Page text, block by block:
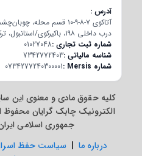
آدرس
درب داخلی ۱۹۸، باکیرکوی/استانبول، ترکیه
شماره ثبت تجاری01027048
شناسه مالیاتی7342772403
شماره Mersis
0734277240300001
کلیه حقوق مادی و معنوی این
الکترونیک چابک گرایان
جمهوری اسلامی
درباره ما | سیاست حفظ